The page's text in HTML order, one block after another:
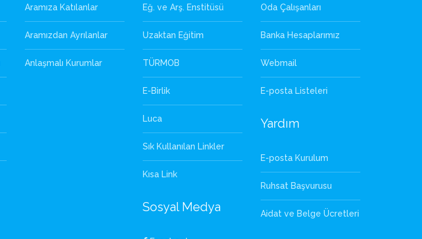
Aramıza Katılanlar
Aramızdan Ayrılanlar
Anlaşmalı Kurumlar
Eğ. ve Arş. Enstitüsü
Uzaktan Eğitim
TÜRMOB
E-Birlik
Luca
Sık Kullanılan Linkler
Kısa Link
Sosyal Medya
Oda Çalışanları
Banka Hesaplarımız
Webmail
E-posta Listeleri
Yardım
E-posta Kurulum
Ruhsat Başvurusu
Aidat ve Belge Ücretleri